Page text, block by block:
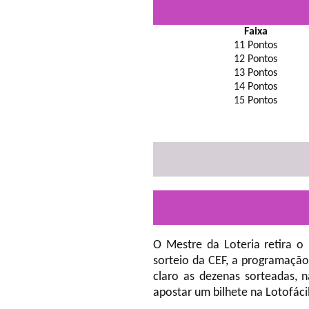
Faixa
11 Pontos
12 Pontos
13 Pontos
14 Pontos
15 Pontos
O Mestre da Loteria retira o
sorteio da CEF, a
claro as dezenas sorteadas,
apostar um bilhete na